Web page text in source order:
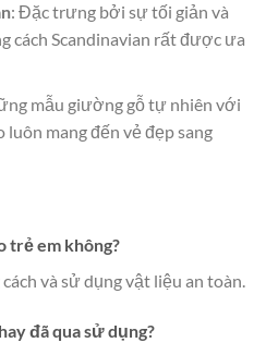
: Đặc trưng bởi sự tối giản và
cách Scandinavian rất được ưa
mẫu giường gỗ tự nhiên với
mang đến vẻ đẹp sang
trẻ em không?
và sử dụng vật liệu an toàn.
đã qua sử dụng?